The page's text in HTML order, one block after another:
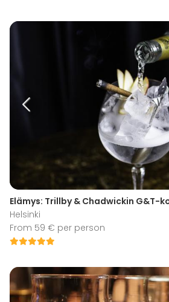
Elämys: Trillby & Chadwickin G&T-
Helsinki
From 59 € per person